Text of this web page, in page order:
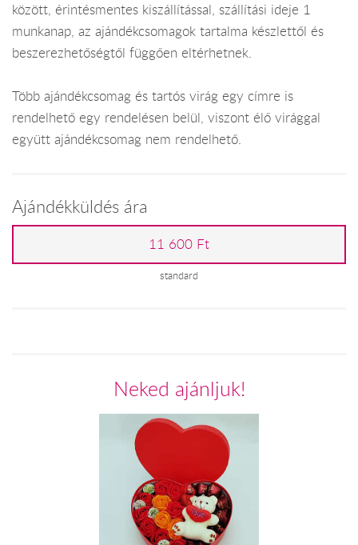
között, érintésmentes kiszállítással, szállítási ideje 1
munkanap, az ajándékcsomagok tartalma készlettől és
beszerezhetőségtől függően eltérhetnek.
Több ajándékcsomag és tartós virág egy címre is
rendelhető egy rendelésen belül, viszont élő virággal
együtt ajándékcsomag nem rendelhető.
Ajándékküldés ára
11 600 Ft
standard
Neked ajánljuk!